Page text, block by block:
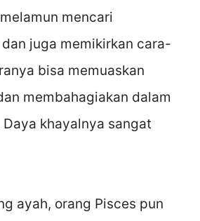
mencari
juga memikirkan cara-
bisa memuaskan
membahagiakan dalam
khayalnya sangat
ayah, orang Pisces pun